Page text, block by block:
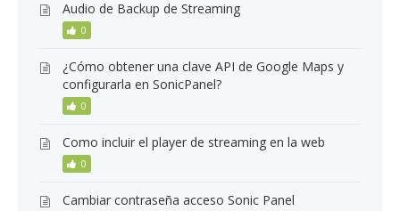
Audio de Backup de Streaming
0
¿Cómo obtener una clave API de Google Maps y
configurarla en SonicPanel?
0
Como incluir el player de streaming en la web
0
Cambiar contraseña acceso Sonic Panel